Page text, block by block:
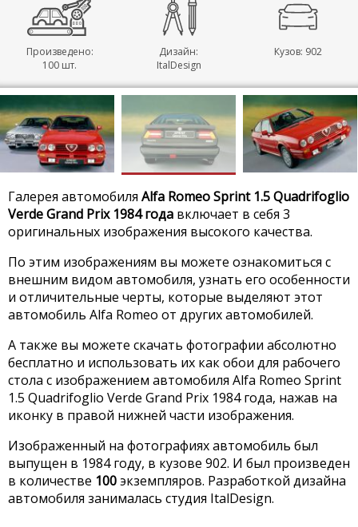
Произведено:
100 шт.
Дизайн:
ItalDesign
Кузов: 902
Галерея автомобиля Alfa Romeo Sprint 1.5 Quadrifoglio
Verde Grand Prix 1984 года включает в себя 3
оригинальных изображения высокого качества.
По этим изображениям вы можете ознакомиться с
внешним видом автомобиля, узнать его особенности
и отличительные черты, которые выделяют этот
автомобиль Alfa Romeo от других автомобилей.
А также вы можете скачать фотографии абсолютно
бесплатно и использовать их как обои для рабочего
стола с изображением автомобиля Alfa Romeo Sprint
1.5 Quadrifoglio Verde Grand Prix 1984 года, нажав на
иконку в правой нижней части изображения.
Изображенный на фотографиях автомобиль был
выпущен в 1984 году, в кузове 902. И был произведен
в количестве 100экземпляров. Разработкой дизайна
автомобиля занималась студия ItalDesign.